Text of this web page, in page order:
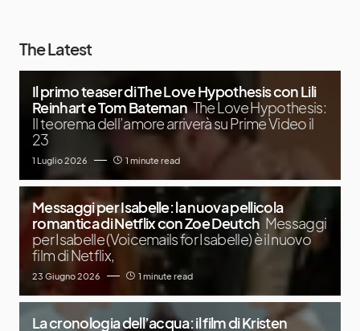
The Latest
Il primo teaser di The Love Hypothesis con Lili
Reinhart e Tom Bateman The Love Hypothesis:
Il teorema dell’amore arriverà su Prime Video il
23
1 Luglio 2026 1 minute read
Messaggi per Isabelle: la nuova pellicola
romantica di Netflix con Zoe Deutch Messaggi
per Isabelle (Voicemails for Isabelle) è il nuovo
film di Netflix,
23 Giugno 2026 1 minute read
La cronologia dell’acqua: il film di Kristen